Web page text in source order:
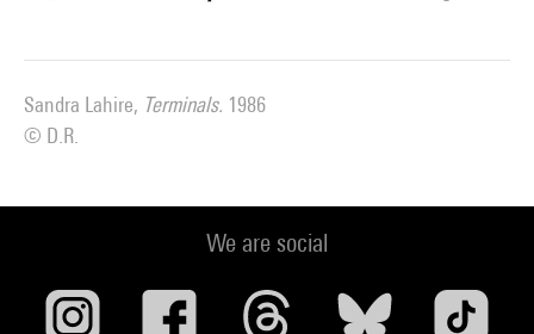
Sandra Lahire, Terminals. 1986
© D.R.
We are social